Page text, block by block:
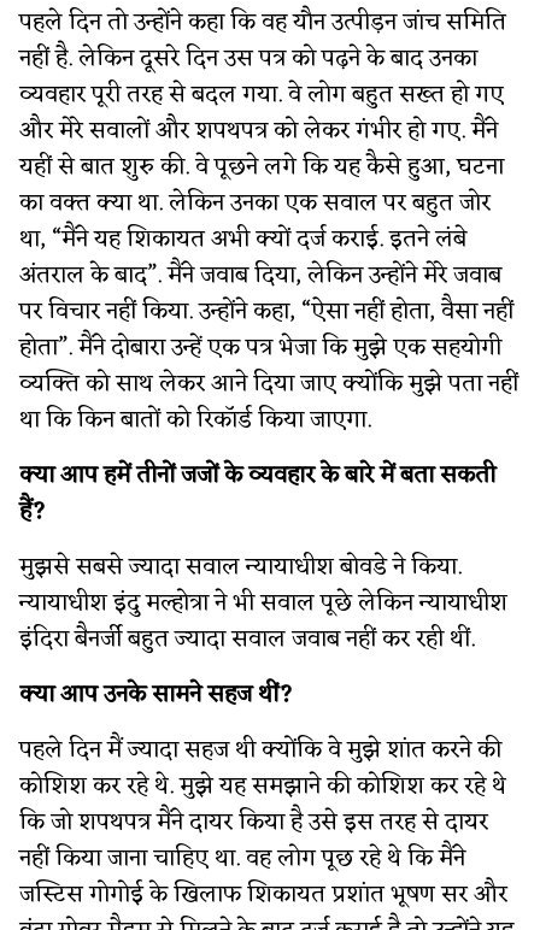
पहले दिन तो उन्होंने कहा कि वह यौन उत्पीड़न जांच समिति
नहीं है. लेकिन दूसरे दिन उस पत्र को पढ़ने के बाद उनका
व्यवहार पूरी तरह से बदल गया. वे लोग बहुत सख्त हो गए
और मेरे सवालों और शपथपत्र को लेकर गंभीर हो गए. मैंने
यहीं से बात शुरु की. वे पूछने लगे कि यह कैसे हुआ, घटना
का वक्त क्या था. लेकिन उनका एक सवाल पर बहुत जोर
था, “मैंने यह शिकायत अभी क्यों दर्ज कराई. इतने लंबे
अंतराल के बाद”. मैंने जवाब दिया, लेकिन उन्होंने मेरे जवाब
पर विचार नहीं किया. उन्होंने कहा, “ऐसा नहीं होता, वैसा नहीं
होता”. मैंने दोबारा उन्हें एक पत्र भेजा कि मुझे एक सहयोगी
व्यक्ति को साथ लेकर आने दिया जाए क्योंकि मुझे पता नहीं
था कि किन बातों को रिकॉर्ड किया जाएगा.
क्या आप हमें तीनों जजों के व्यवहार के बारे में बता सकती
हैं?
मुझसे सबसे ज्यादा सवाल न्यायाधीश बोवडे ने किया.
न्यायाधीश इंदु मल्होत्रा ने भी सवाल पूछे लेकिन न्यायाधीश
इंदिरा बैनर्जी बहुत ज्यादा सवाल जवाब नहीं कर रही थीं.
क्या आप उनके सामने सहज थीं?
पहले दिन मैं ज्यादा सहज थी क्योंकि वे मुझे शांत करने की
कोशिश कर रहे थे. मुझे यह समझाने की कोशिश कर रहे थे
कि जो शपथपत्र मैंने दायर किया है उसे इस तरह से दायर
नहीं किया जाना चाहिए था. वह लोग पूछ रहे थे कि मैंने
जस्टिस गोगोई के खिलाफ शिकायत प्रशांत भूषण सर और